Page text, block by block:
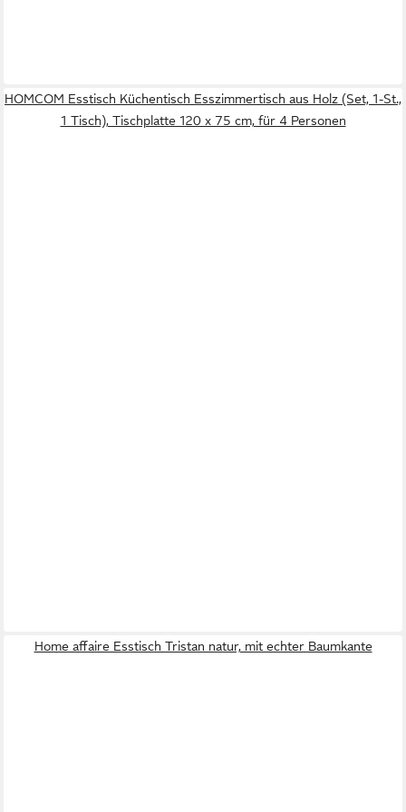
HOMCOM Esstisch Küchentisch Esszimmertisch aus Holz (Set, 1-St.,
1 Tisch), Tischplatte 120 x 75 cm, für 4 Personen
Home affaire Esstisch Tristan natur, mit echter Baumkante